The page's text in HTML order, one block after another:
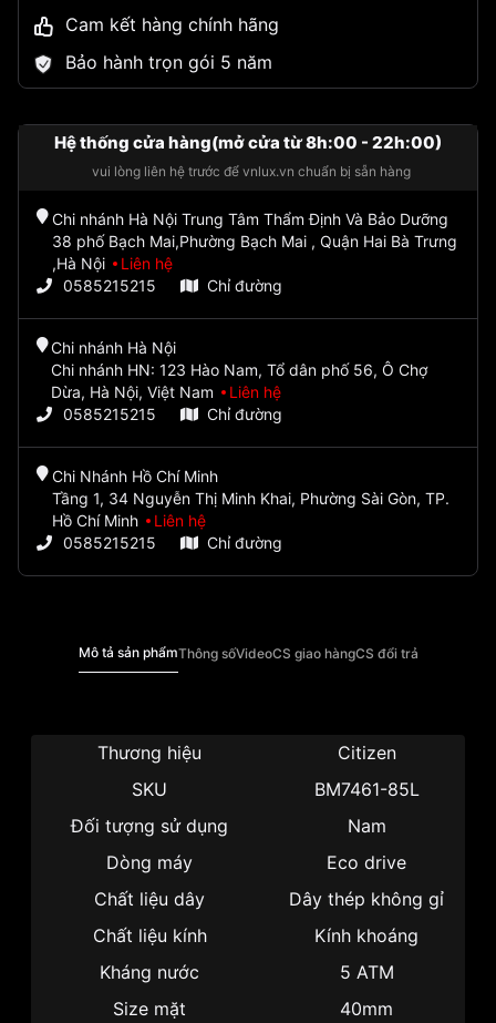
Cam kết hàng chính hãng
Bảo hành trọn gói 5 năm
Hệ thống cửa hàng(mở cửa từ 8h:00 - 22h:00)
vui lòng liên hệ trước để vnlux.vn chuẩn bị sẵn hàng
Chi nhánh Hà Nội Trung Tâm Thẩm Định Và Bảo Dưỡng
38 phố Bạch Mai,Phường Bạch Mai , Quận Hai Bà Trưng
,Hà Nội
Liên hệ
0585215215
Chỉ đường
Chi nhánh Hà Nội
Chi nhánh HN: 123 Hào Nam, Tổ dân phố 56, Ô Chợ
Dừa, Hà Nội, Việt Nam
Liên hệ
0585215215
Chỉ đường
Chi Nhánh Hồ Chí Minh
Tầng 1, 34 Nguyễn Thị Minh Khai, Phường Sài Gòn, TP.
Hồ Chí Minh
Liên hệ
0585215215
Chỉ đường
Mô tả sản phẩmThông sốVideoCS giao hàngCS đổi trả
Thương hiệu
Citizen
SKU
BM7461-85L
Đối tượng sử dụng
Nam
Dòng máy
Eco drive
Chất liệu dây
Dây thép không gỉ
Chất liệu kính
Kính khoáng
Kháng nước
5 ATM
Size mặt
40mm